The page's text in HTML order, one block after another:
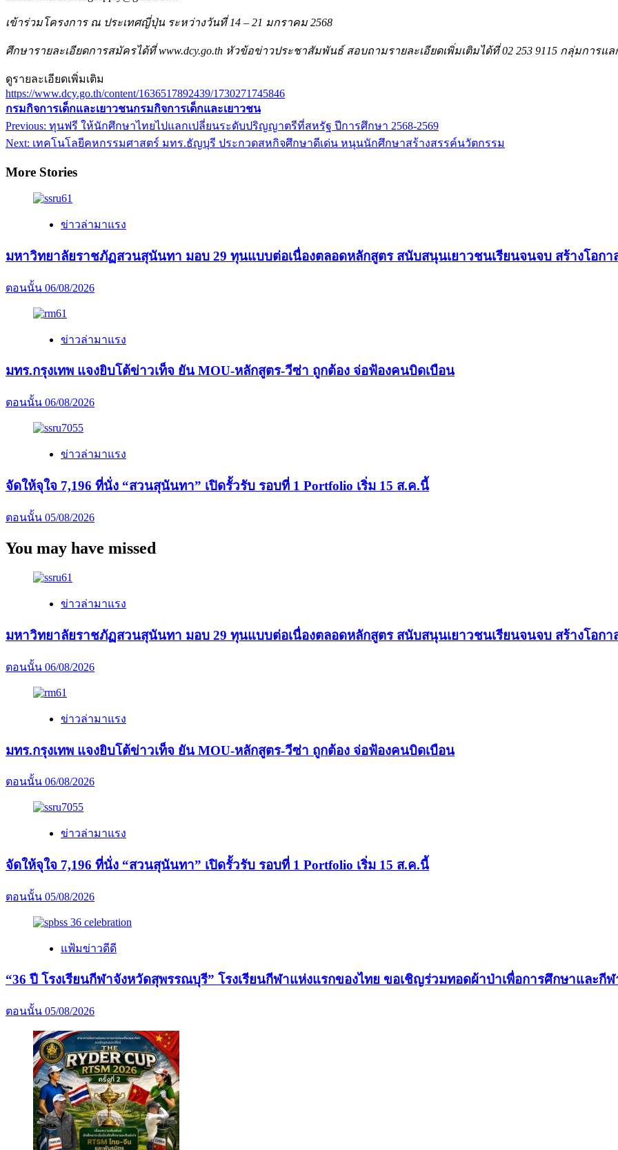
เข้าร่วมโครงการ ณ ประเทศญี่ปุ่น ระหว่างวันที่ 14 – 21 มกราคม 2568
ศึกษารายละเอียดการสมัครได้ที่ www.dcy.go.th หัวข้อข่าวประชาสัมพันธ์ สอบถามรายละเอียดเพิ่มเติมได้ที่ 02 253 9115 กลุ่มการแ
ดูรายละเอียดเพิ่มเติม
https://www.dcy.go.th/content/1636517892439/1730271745846
กรมกิจการเด็กและเยาวชนกรมกิจการเด็กและเยาวชน
Post
navigation
Previous: ทุนฟรี ให้นักศึกษาไทยไปแลกเปลี่ยนระดับปริญญาตรีที่สหรัฐ ปีการศึกษา 2568-2569
Next: เทคโนโลยีคหกรรมศาสตร์ มทร.ธัญบุรี ประกวดสหกิจศึกษาดีเด่น หนุนนักศึกษาสร้างสรรค์นวัตกรรม
More Stories
ข่าวล่ามาแรง
มหาวิทยาลัยราชภัฏสวนสุนันทา มอบ 29 ทุนแบบต่อเนื่องตลอดหลักสูตร สนับสนุนเยาวชนเรียนจนจบ สร้างโอกา
ตอนนั้น 06/08/2026
ข่าวล่ามาแรง
มทร.กรุงเทพ แจงยิบโต้ข่าวเท็จ ยัน MOU-หลักสูตร-วีซ่า ถูกต้อง จ่อฟ้องคนบิดเบือน
ตอนนั้น 06/08/2026
ข่าวล่ามาแรง
จัดให้จุใจ 7,196 ที่นั่ง “สวนสุนันทา” เปิดรั้วรับ รอบที่ 1 Portfolio เริ่ม 15 ส.ค.นี้
ตอนนั้น 05/08/2026
You may have missed
ข่าวล่ามาแรง
มหาวิทยาลัยราชภัฏสวนสุนันทา มอบ 29 ทุนแบบต่อเนื่องตลอดหลักสูตร สนับสนุนเยาวชนเรียนจนจบ สร้างโอกา
ตอนนั้น 06/08/2026
ข่าวล่ามาแรง
มทร.กรุงเทพ แจงยิบโต้ข่าวเท็จ ยัน MOU-หลักสูตร-วีซ่า ถูกต้อง จ่อฟ้องคนบิดเบือน
ตอนนั้น 06/08/2026
ข่าวล่ามาแรง
จัดให้จุใจ 7,196 ที่นั่ง “สวนสุนันทา” เปิดรั้วรับ รอบที่ 1 Portfolio เริ่ม 15 ส.ค.นี้
ตอนนั้น 05/08/2026
แฟ้มข่าวดีดี
“36 ปี โรงเรียนกีฬาจังหวัดสุพรรณบุรี” โรงเรียนกีฬาแห่งแรกของไทย ขอเชิญร่วมทอดผ้าป่าเพื่อการศึกษาและ
ตอนนั้น 05/08/2026